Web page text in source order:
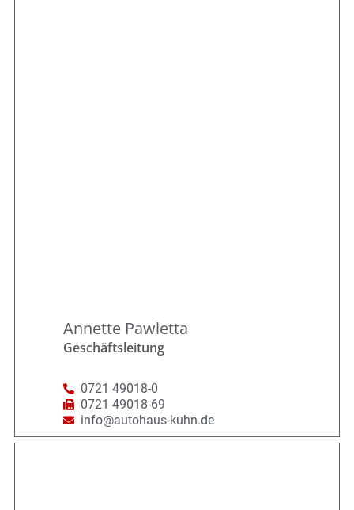
Annette Pawletta
Geschäftsleitung
0721 49018-0
0721 49018-69
info@autohaus-kuhn.de